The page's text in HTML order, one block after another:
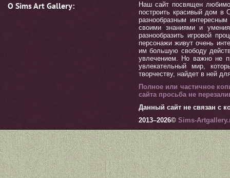
О Sims Art Gallery:
Наш сайт посвящен
построить красивый дом в
разнообразным
своими знаниями и
разнообразить игровой
персонажи живут очень
им большую свободу
увлечением. Но важно не
увлекательный мир,
творчеству, найдет в ней
Полное или частичное
сайта просьба не
Данный сайт не связан с
2013–2026© Sims-